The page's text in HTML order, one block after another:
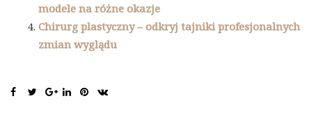
modele na różne okazje
Chirurg plastyczny – odkryj tajniki profesjonalnych
zmian wyglądu